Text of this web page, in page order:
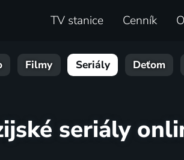
TV stanice Cenník
Filmy Seriály Deťom
seriály